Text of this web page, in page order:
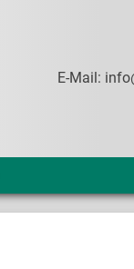
E-Mail: